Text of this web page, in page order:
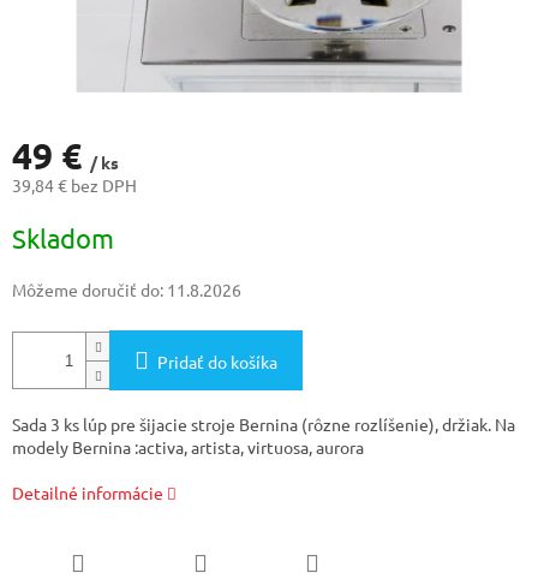
49 € / ks
39,84 € bez DPH
cena:
Skladom
Môžeme doručiť do: 11.8.2026
Pridať do košíka
Sada 3 ks lúp pre šijacie stroje Bernina (rôzne rozlíšenie), držiak. Na
modely Bernina :activa, artista, virtuosa, aurora
Detailné informácie